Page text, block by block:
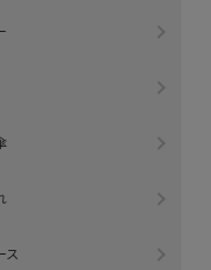
ス